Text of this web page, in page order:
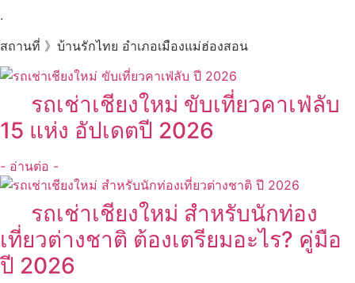
.
สถานที่ 》บ้านรักไทย อำเภอเมืองแม่ฮ่องสอน
รถเช่าเชียงใหม่ ขับเที่ยวคาเฟ่ลับ
15 แห่ง อัปเดตปี 2026
- อ่านต่อ -
รถเช่าเชียงใหม่ สำหรับนักท่อง
เที่ยวต่างชาติ ต้องเตรียมอะไร? คู่มือ
ปี 2026